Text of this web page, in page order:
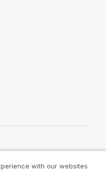
with our websites